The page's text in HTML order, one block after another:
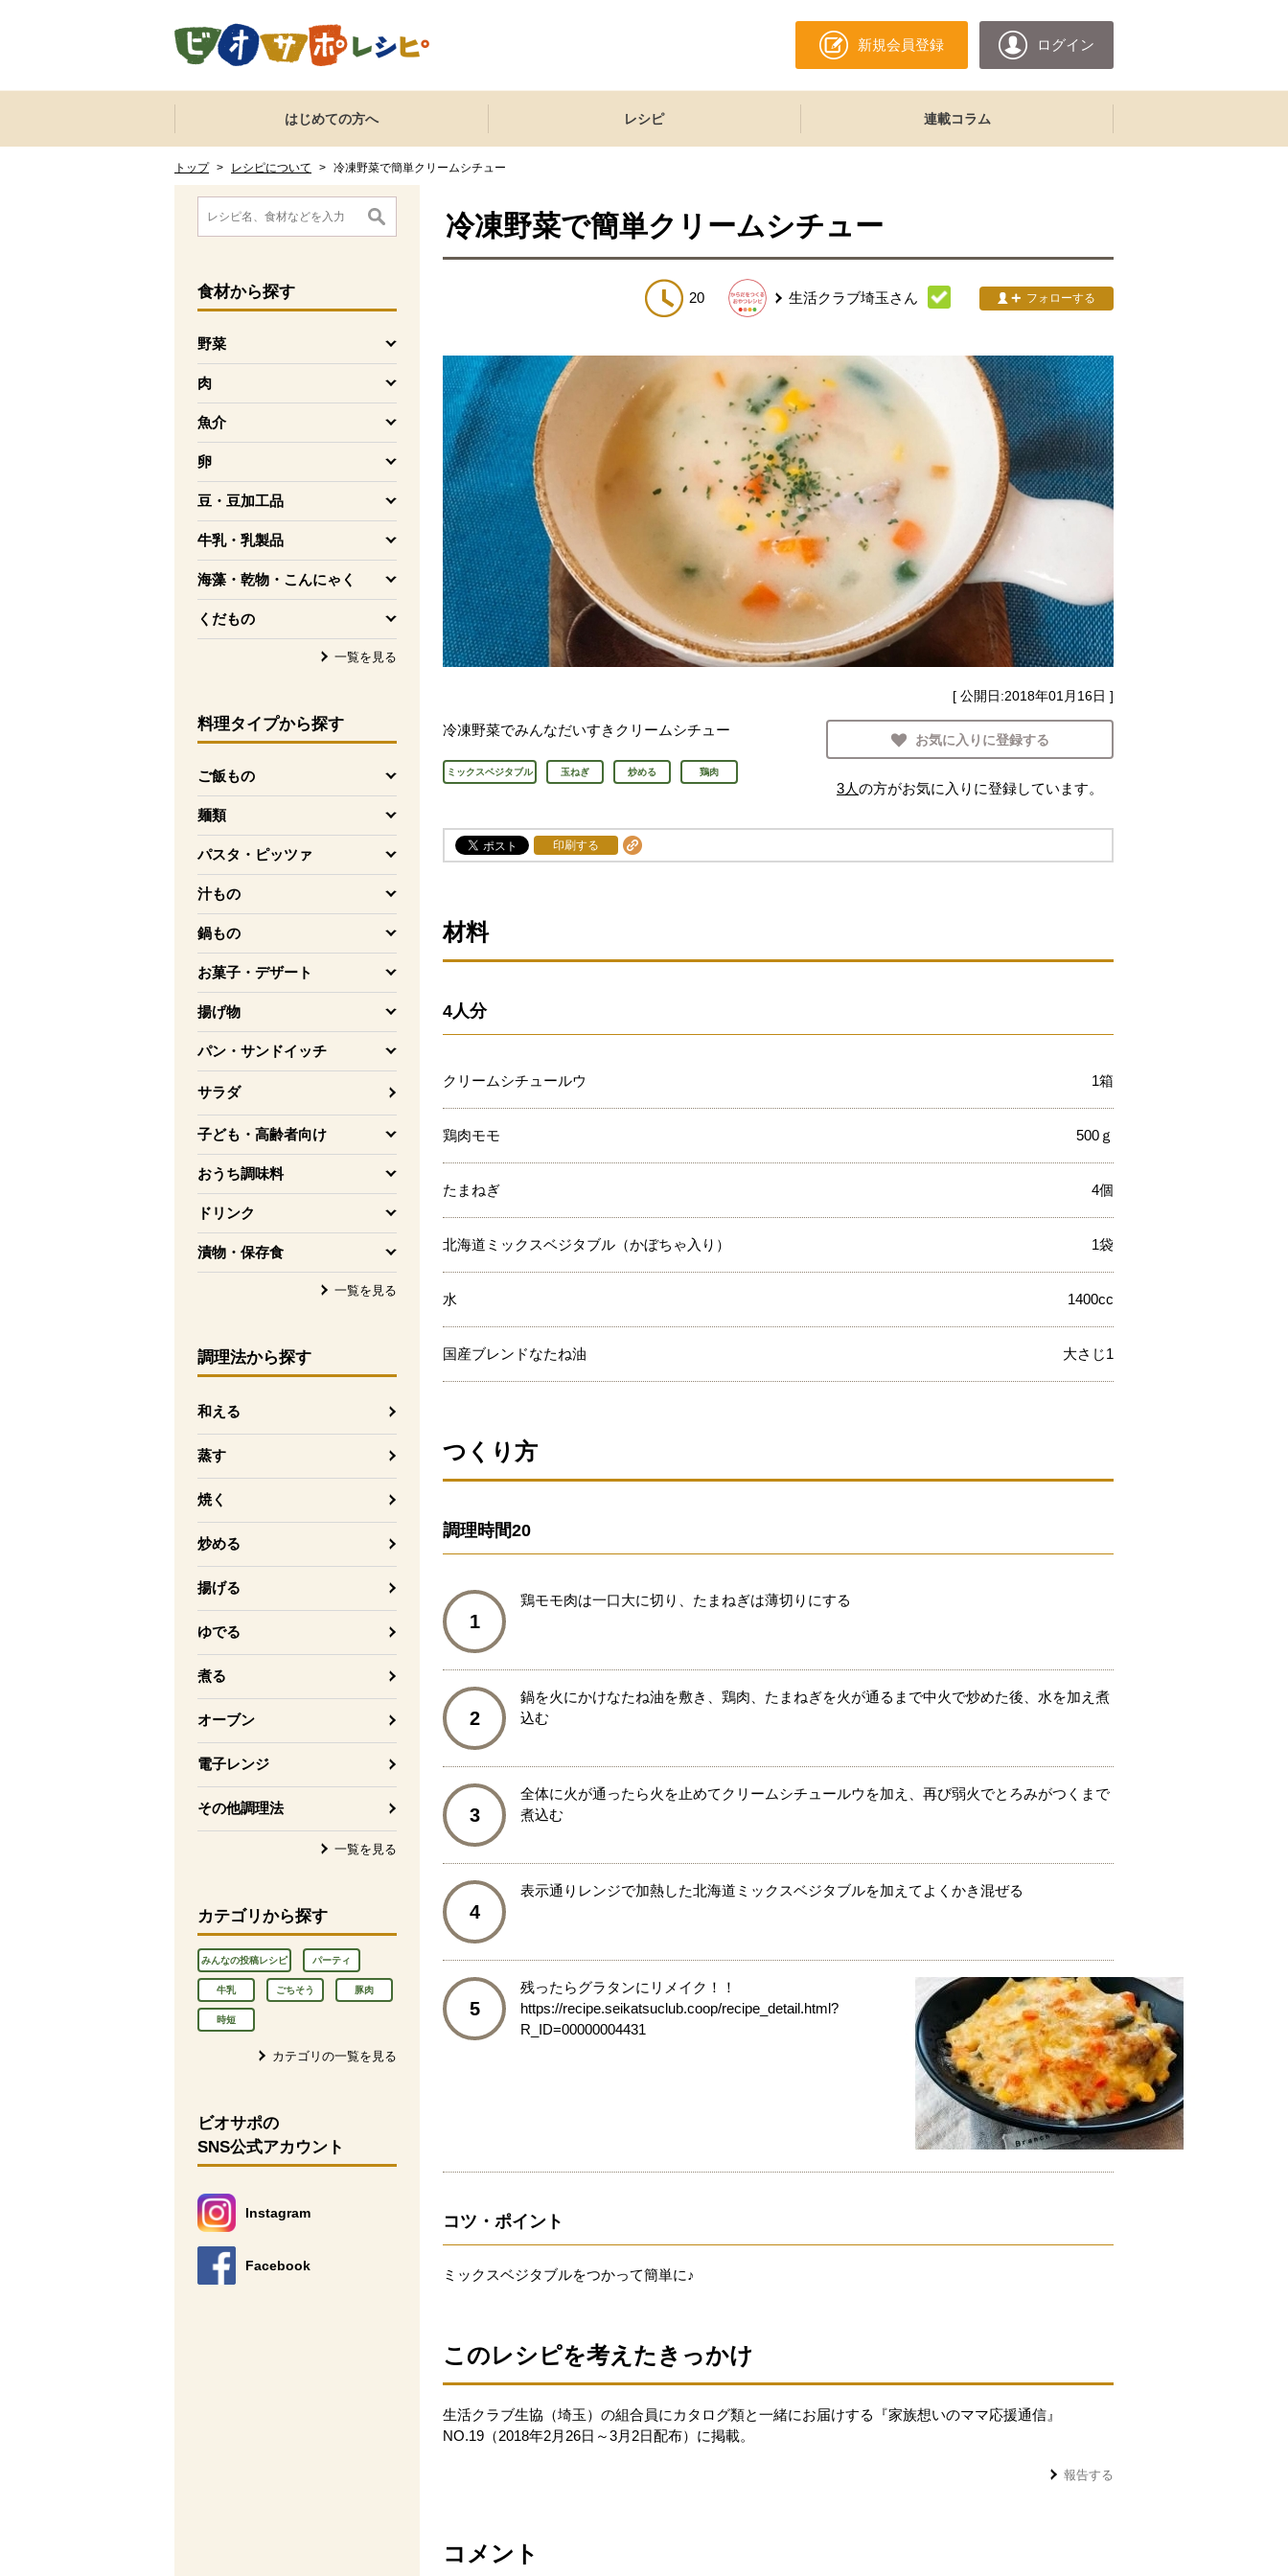
新規会員登録 ログイン
ここからサイト内共通メニューです。
サイト内共通メニューをスキップする
はじめての方へ レシピ 連載コラム
トップ > レシピについて > 冷凍野菜で簡単クリームシチュー
ここから消費材検索メニューです。
食材から探す
野菜
を開く
肉
を開く
魚介
を開く
卵
を開く
豆・豆加工品
を開く
牛乳・乳製品
を開く
海藻・乾物・こんにゃく
を開く
くだもの
を開く
一覧を見る
料理タイプから探す
ご飯もの
を開く
麺類
を開く
パスタ・ピッツァ
を開く
汁もの
を開く
鍋もの
を開く
お菓子・デザート
を開く
揚げ物
を開く
パン・サンドイッチ
を開く
サラダ
子ども・高齢者向け
を開く
おうち調味料
を開く
ドリンク
を開く
漬物・保存食
を開く
一覧を見る
調理法から探す
和える
蒸す
焼く
炒める
揚げる
ゆでる
煮る
オーブン
電子レンジ
その他調理法
一覧を見る
カテゴリから探す
みんなの投稿レシピ パーティ
牛乳 ごちそう 豚肉
時短
カテゴリの一覧を見る
消費材検索メニューここまで。
ここから本文です。
ビオサポの
SNS公式アカウント
Instagram
別のウィンドウで開きます。
Facebook
別のウィンドウで開きます。
冷凍野菜で簡単クリームシチュー
20 生活クラブ埼玉 さん フォローする
[ 公開日:2018年01月16日 ]
冷凍野菜でみんなだいすきクリームシチュー
ミックスベジタブル 玉ねぎ 炒める 鶏肉
お気に入りに登録する
3人の方がお気に入りに登録しています。
印刷する
材料
4人分
クリームシチュールウ 1箱
鶏肉モモ 500ｇ
たまねぎ 4個
北海道ミックスベジタブル（かぼちゃ入り） 1袋
水 1400cc
国産ブレンドなたね油 大さじ1
つくり方
調理時間20
1
鶏モモ肉は一口大に切り、たまねぎは薄切りにする
2
鍋を火にかけなたね油を敷き、鶏肉、たまねぎを火が通るまで中火で炒めた後、水を加え煮
込む
3
全体に火が通ったら火を止めてクリームシチュールウを加え、再び弱火でとろみがつくまで
煮込む
4
表示通りレンジで加熱した北海道ミックスベジタブルを加えてよくかき混ぜる
5
残ったらグラタンにリメイク！！
https://recipe.seikatsuclub.coop/recipe_detail.html?
R_ID=00000004431
コツ・ポイント
ミックスベジタブルをつかって簡単に♪
このレシピを考えたきっかけ
生活クラブ生協（埼玉）の組合員にカタログ類と一緒にお届けする『家族想いのママ応援通信』
NO.19（2018年2月26日～3月2日配布）に掲載。
報告する
コメント